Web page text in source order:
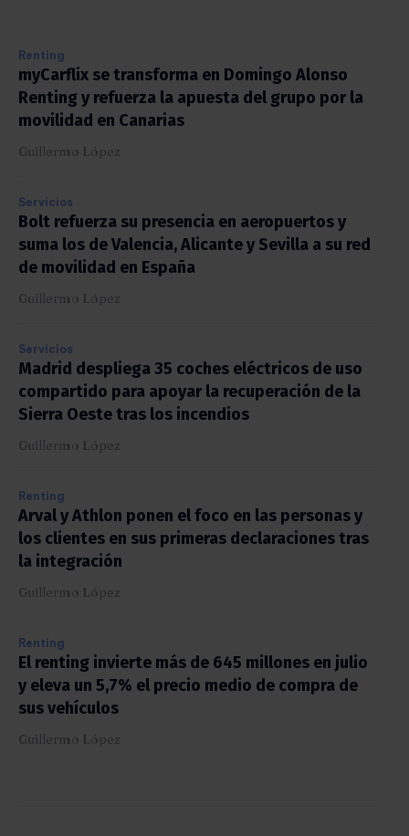
Renting
myCarflix se transforma en Domingo Alonso
Renting y refuerza la apuesta del grupo por la
movilidad en Canarias
Guillermo López
Servicios
Bolt refuerza su presencia en aeropuertos y
suma los de Valencia, Alicante y Sevilla a su red
de movilidad en España
Guillermo López
Servicios
Madrid despliega 35 coches eléctricos de uso
compartido para apoyar la recuperación de la
Sierra Oeste tras los incendios
Guillermo López
Renting
Arval y Athlon ponen el foco en las personas y
los clientes en sus primeras declaraciones tras
la integración
Guillermo López
Renting
El renting invierte más de 645 millones en julio
y eleva un 5,7% el precio medio de compra de
sus vehículos
Guillermo López